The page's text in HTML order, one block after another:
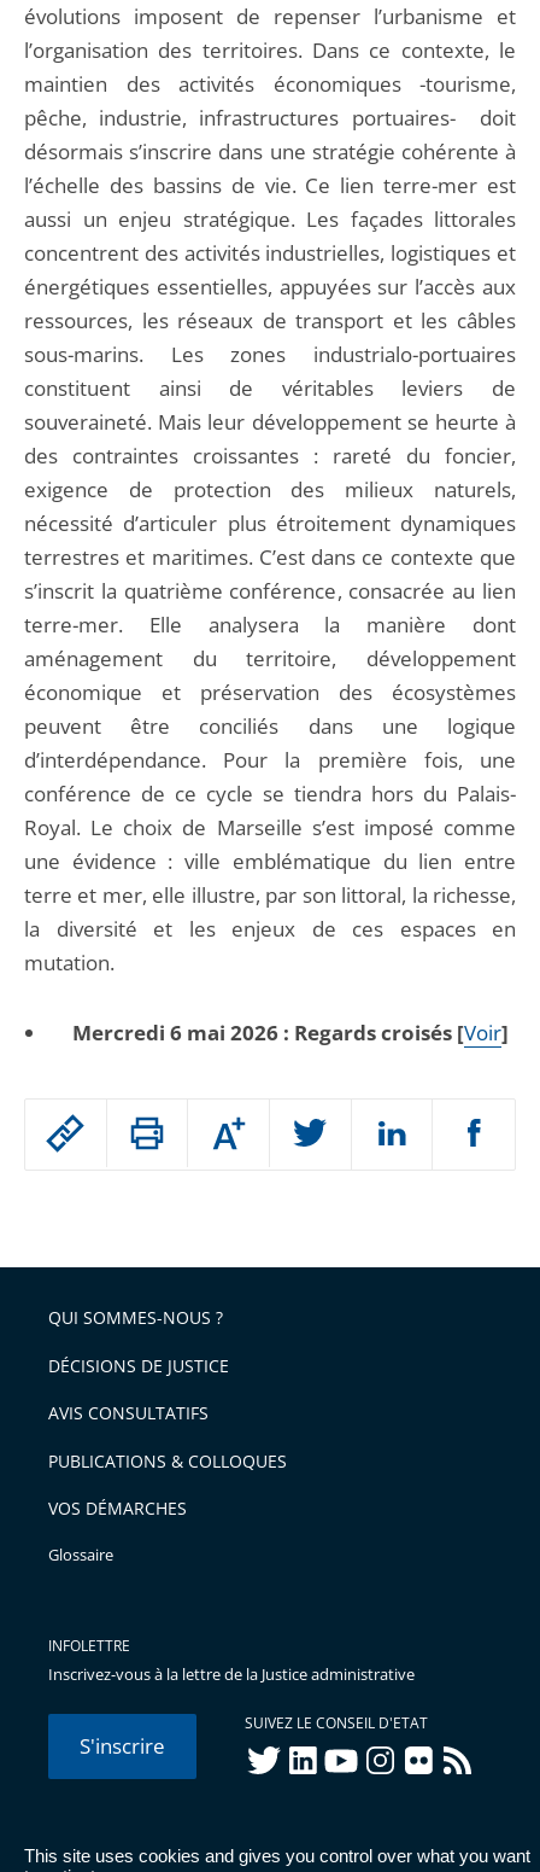
This site uses cookies and gives you control over what you want
Passer
arriver
Augmenter
ou
l'article
pour
avant
évolutions imposent de repenser l’urbanisme et
l’organisation des territoires. Dans ce contexte, le
maintien des activités économiques -tourisme,
pêche, industrie, infrastructures portuaires- doit
désormais s’inscrire dans une stratégie cohérente à
l’échelle des bassins de vie. Ce lien terre-mer est
aussi un enjeu stratégique. Les façades littorales
concentrent des activités industrielles, logistiques et
énergétiques essentielles, appuyées sur l’accès aux
ressources, les réseaux de transport et les câbles
sous-marins. Les zones industrialo-portuaires
constituent ainsi de véritables leviers de
souveraineté. Mais leur développement se heurte à
des contraintes croissantes : rareté du foncier,
exigence de protection des milieux naturels,
nécessité d’articuler plus étroitement dynamiques
terrestres et maritimes. C’est dans ce contexte que
s’inscrit la quatrième conférence, consacrée au lien
terre-mer. Elle analysera la manière dont
aménagement du territoire, développement
économique et préservation des écosystèmes
peuvent être conciliés dans une logique
d’interdépendance. Pour la première fois, une
conférence de ce cycle se tiendra hors du Palais-
Royal. Le choix de Marseille s’est imposé comme
une évidence : ville emblématique du lien entre
terre et mer, elle illustre, par son littoral, la richesse,
la diversité et les enjeux de ces espaces en
mutation.
Mercredi 6 mai 2026 : Regards croisés [Voir]
QUI SOMMES-NOUS ?
DÉCISIONS DE JUSTICE
AVIS CONSULTATIFS
PUBLICATIONS & COLLOQUES
VOS DÉMARCHES
Glossaire
INFOLETTRE
Inscrivez-vous à la lettre de la Justice administrative
S'inscrire
SUIVEZ LE CONSEIL D'ETAT
twitterlinkedInyoutubeinstagram
flickr rss